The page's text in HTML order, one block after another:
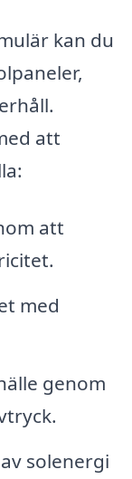
kan du
att
att
med
genom
solenergi